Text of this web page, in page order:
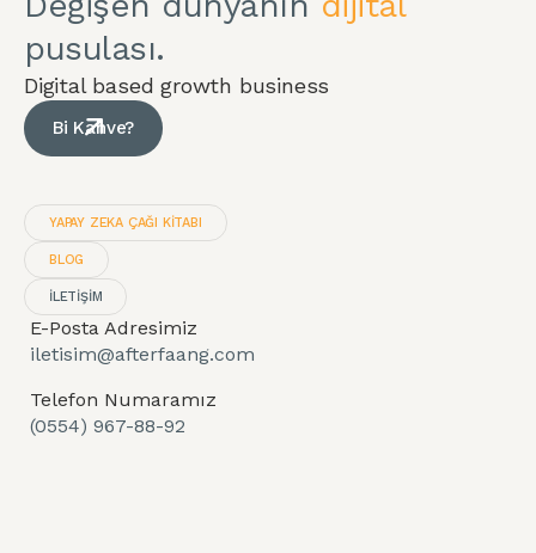
pusulası.
Digital based growth business
Bi Kahve?
YAPAY ZEKA ÇAĞI KITABI
BLOG
İLETİŞİM
E-Posta Adresimiz
iletisim@afterfaang.com
Telefon Numaramız
(0554) 967-88-92